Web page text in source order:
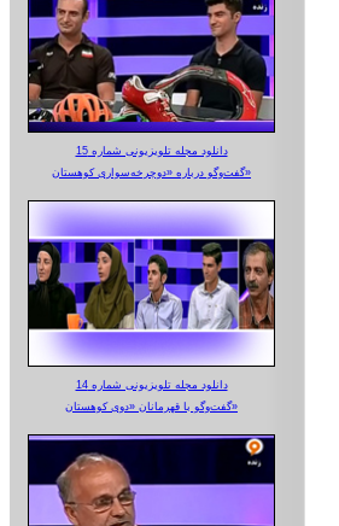
دانلود مجله تلویزیونی شماره 15
گفت‌وگو درباره «دوچرخه‌سواری کوهستان»
دانلود مجله تلویزیونی شماره 14
گفت‌وگو با قهرمانان «دوی کوهستان»